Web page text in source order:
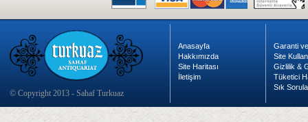
© Copyright 2013 - Sahaf Turkuaz
Anasayfa
Hakkımızda
Site Haritası
İletişim
Garanti
Site
Gizlilik &
Tüketici
Sık